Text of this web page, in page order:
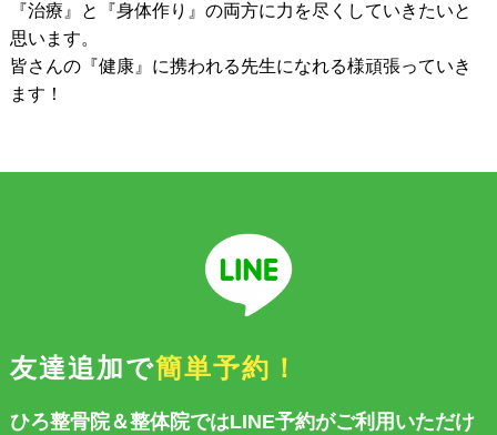
『治療』と『身体作り』の両方に力を尽くしていきたいと
思います。
皆さんの『健康』に携われる先生になれる様頑張っていき
ます！
友達追加で簡単予約！
ひろ整骨院＆整体院ではLINE予約がご利用いただけ